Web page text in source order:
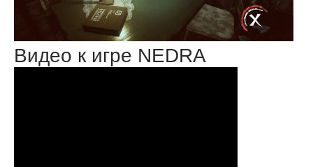
Видео к игре NEDRA